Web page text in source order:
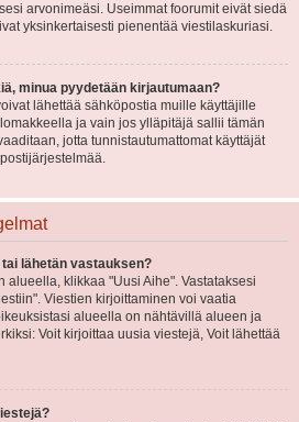
arvonimeäsi. Useimmat foorumit eivät siedä
yksinkertaisesti pienentää viestilaskuriasi.
minua pyydetään kirjautumaan?
lähettää sähköpostia muille käyttäjille
ja vain jos ylläpitäjä sallii tämän
jotta tunnistautumattomat käyttäjät
lähetän vastauksen?
alueella, klikkaa "Uusi Aihe". Vastataksesi
Viestien kirjoittaminen voi vaatia
alueella on nähtävillä alueen ja
Voit kirjoittaa uusia viestejä, Voit lähettää